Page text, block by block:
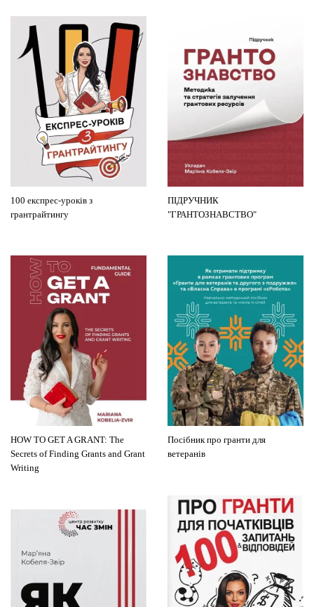
100 експрес-уроків з
грантрайтингу
ПІДРУЧНИК
"ГРАНТОЗНАВСТВО"
HOW TO GET A GRANT: The
Secrets of Finding Grants and Grant
Writing
Посібник про гранти для
ветеранів